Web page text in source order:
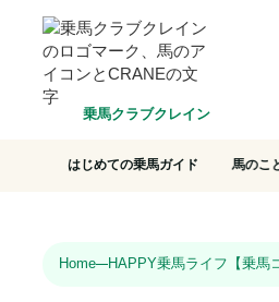
乗馬クラブクレイン
HOME 乗馬の魅力 クラブ一覧
はじめての乗馬ガイド 馬のこ
Home HAPPY乗馬ライフ【乗馬